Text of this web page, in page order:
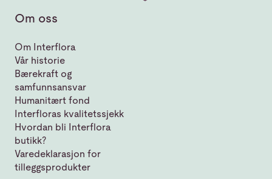
Om oss
Om Interflora
Vår historie
Bærekraft og
samfunnsansvar
Humanitært fond
Interfloras kvalitetssjekk
Hvordan bli Interflora
butikk?
Varedeklarasjon for
tilleggsprodukter